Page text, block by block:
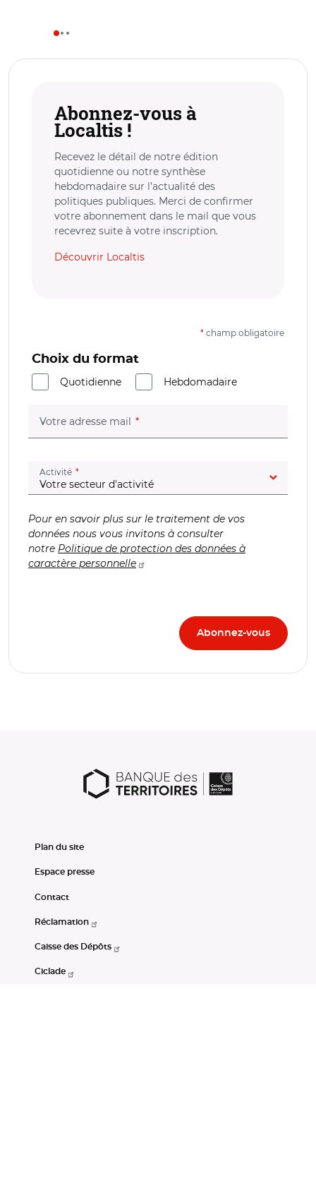
Abonnez-vous à
Localtis !
Recevez le détail de notre édition
quotidienne ou notre synthèse
hebdomadaire sur l’actualité des
politiques publiques. Merci de confirmer
votre abonnement dans le mail que vous
recevrez suite à votre inscription.
Découvrir Localtis
* champ obligatoire
Choix du format
Quotidienne
Hebdomadaire
Votre adresse mail (champ obligatoire)
Activité (champ obligatoire)
Pour en savoir plus sur le traitement de vos
données nous vous invitons à consulter
notre Politique de protection des données à
caractère personnelle
Plan du site
Espace presse
Contact
Réclamation
Caisse des Dépôts
Ciclade